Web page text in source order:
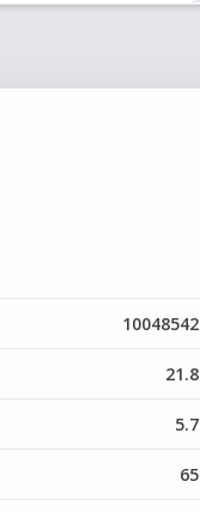
10048542
21.8
5.7
65